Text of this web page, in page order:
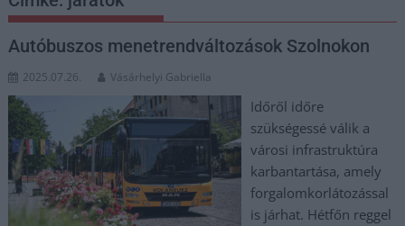
Autóbuszos menetrendváltozások Szolnokon
2025.07.26. Vásárhelyi Gabriella
Időről időre
szükségessé válik a
városi infrastruktúra
karbantartása, amely
forgalomkorlátozással
is járhat. Hétfőn reggel